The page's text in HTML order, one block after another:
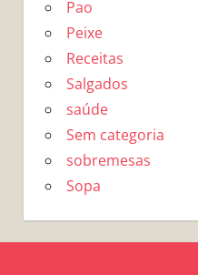
Pao
Peixe
Receitas
Salgados
saúde
Sem categoria
sobremesas
Sopa